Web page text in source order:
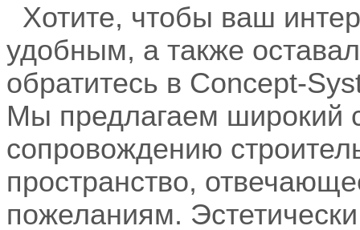
Хотите, чтобы ваш
удобным, а также
обратитесь в Concept-
Мы предлагаем широкий
сопровождению
пространство,
пожеланиям.